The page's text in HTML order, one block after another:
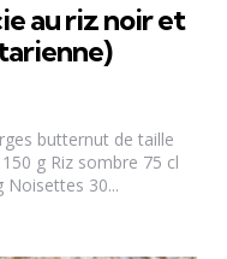
au riz noir et
butternut de taille
g Riz sombre 75 cl
Noisettes 30...